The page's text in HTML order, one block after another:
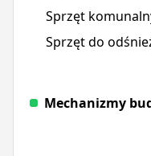
Sprzęt
Sprzęt do
Mechanizmy